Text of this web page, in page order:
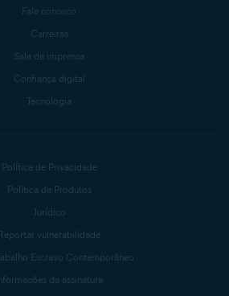
Fale conosco
Carreiras
Sala de imprensa
Confiança digital
Tecnologia
Política de Privacidade
Política de Produtos
Jurídico
vulnerabilidade
Escravo Contemporâneo
da assinatura